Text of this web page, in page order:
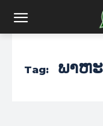
Tag: ພາຫ